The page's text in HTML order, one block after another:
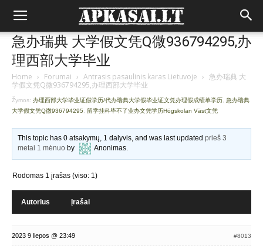
急办瑞典 大学假文凭Q微936794295,办
理西部大学毕业
Home › Forumai › Antrasis pasaulinis karas Lietuvoje › 急办瑞典 大
学假文凭Q微936794295,办理西部大学毕业
Žymos: 办理西部大学毕业证假学历/代办瑞典大学假毕业证文凭办理假成绩单学历 急办瑞典
大学假文凭Q微936794295
留学挂科毕不了业办文凭学历Högskolan Väst文凭
This topic has 0 atsakymų, 1 dalyvis, and was last updatedprieš 3
metai 1 mėnuo by Anonimas.
Rodomas 1 įrašas (viso: 1)
Autorius Įrašai
2023 9 liepos @ 23:49 #8013